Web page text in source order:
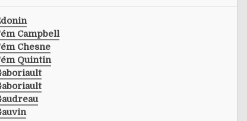
Campbell
Chesne
Quintin